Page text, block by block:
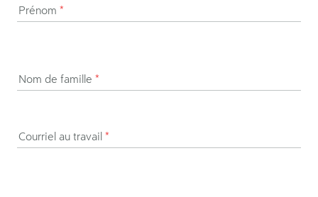
Prénom *
Nom de famille *
Courriel au travail *